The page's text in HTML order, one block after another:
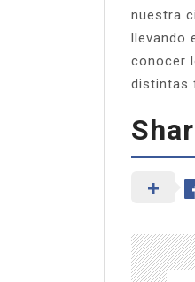
nuestra
llevando
conocer
distintas